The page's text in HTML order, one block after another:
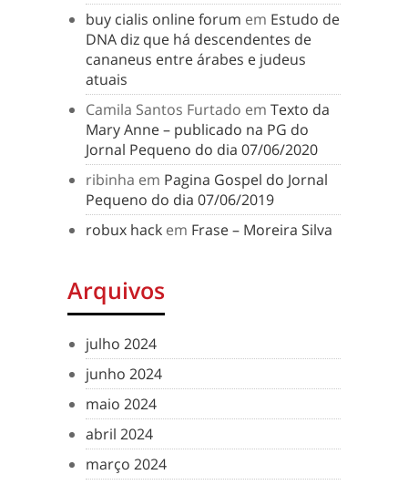
buy cialis online forum em Estudo de
DNA diz que há descendentes de
cananeus entre árabes e judeus
atuais
Camila Santos Furtado em Texto da
Mary Anne – publicado na PG do
Jornal Pequeno do dia 07/06/2020
ribinha em Pagina Gospel do Jornal
Pequeno do dia 07/06/2019
robux hack em Frase – Moreira Silva
Arquivos
julho 2024
junho 2024
maio 2024
abril 2024
março 2024